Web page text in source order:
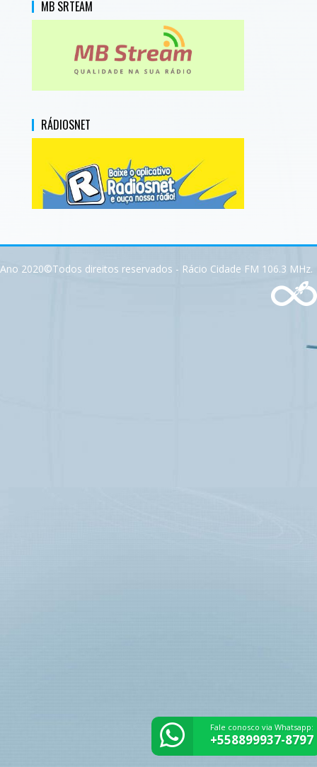
Fale conosco via Whatsapp:
+558899937-8797
MB SRTEAM
RÁDIOSNET
Ano 2020©Todos direitos reservados - Rácio Cidade FM 106.3 MHz.